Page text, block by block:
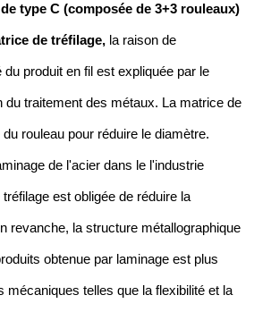
type C (composée de 3+3 rouleaux)
de tréfilage, la raison de
du produit en fil est expliquée par le
du traitement des métaux. La matrice de
rouleau pour réduire le diamètre.
de l'acier dans le l'industrie
est obligée de réduire la
revanche, la structure métallographique
obtenue par laminage est plus
mécaniques telles que la flexibilité et la